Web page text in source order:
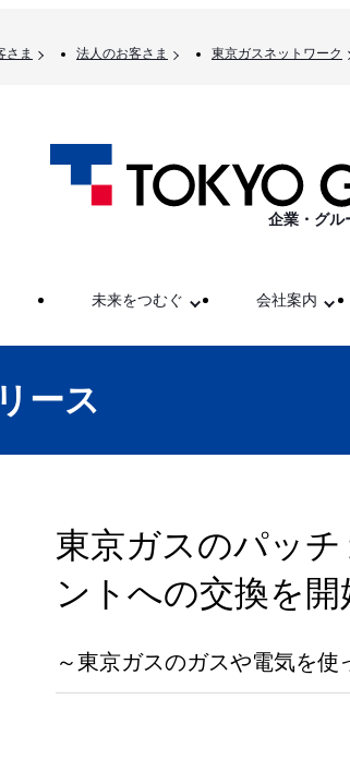
さま 法人のお客さま 東京ガスネットワーク
企業・グル
未来をつむぐ 会社案内
ース
東京ガスのパッ
ントへの交換を開
～東京ガスのガスや電気を